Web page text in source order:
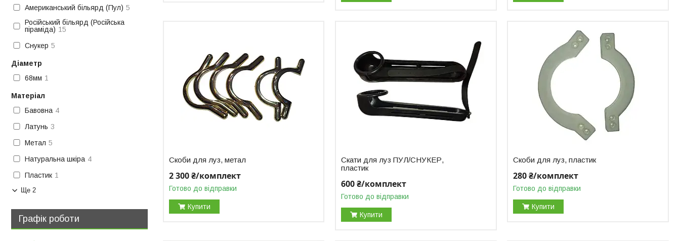
Скоби для луз, метал
2 300 ₴/комплект
Готово до відправки
Купити
Скати для луз ПУЛ/СНУКЕР,
пластик
600 ₴/комплект
Готово до відправки
Купити
Скоби для луз, пластик
280 ₴/комплект
Готово до відправки
Купити
Американський більярд (Пул) 5
Російський більярд (Російська
піраміда) 15
Снукер 5
Діаметр
68мм 1
Матеріал
Бавовна 4
Латунь 3
Метал 5
Натуральна шкіра 4
Пластик 1
Ще 2
Графік роботи